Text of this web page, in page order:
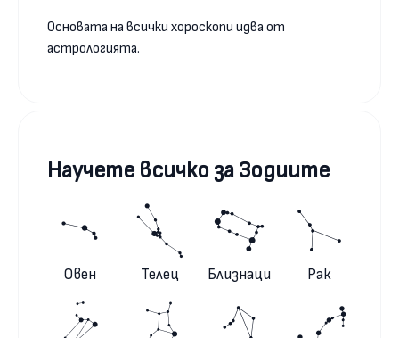
Основата на всички хороскопи идва от
астрологията.
Научете всичко за Зодиите
Овен Телец Близнаци Рак